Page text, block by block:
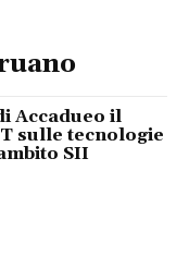
Accadueo il
sulle tecnologie
SII